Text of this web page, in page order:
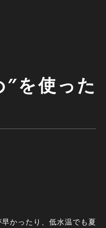
を使った
かったり、低水温でも夏